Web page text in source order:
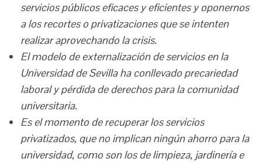
servicios públicos eficaces y eficientes y oponernos
a los recortes o privatizaciones que se intenten
realizar aprovechando la crisis.
El modelo de externalización de servicios en la
Universidad de Sevilla ha conllevado precariedad
laboral y pérdida de derechos para la comunidad
universitaria.
Es el momento de recuperar los servicios
privatizados, que no implican ningún ahorro para la
universidad, como son los de limpieza, jardinería e